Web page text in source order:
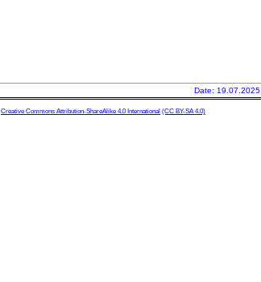
Date: 19.07.2025
Creative Commons Attribution-ShareAlike 4.0 International (CC BY-SA 4.0)